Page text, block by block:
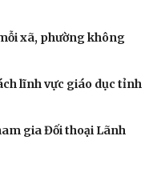
xã, phường không
lĩnh vực giáo dục tỉnh
gia Đối thoại Lãnh